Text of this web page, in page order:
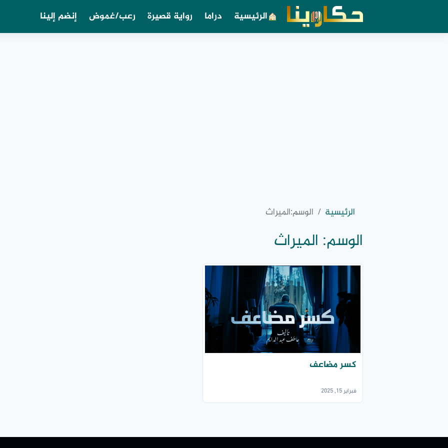
الرئيسية دراما رواية قصيرة رعب/غموض إنضم إلينا
الرئيسية الوسم:الميراث
الوسم: الميراث
كسر مضاعف
فبراير 15, 2025